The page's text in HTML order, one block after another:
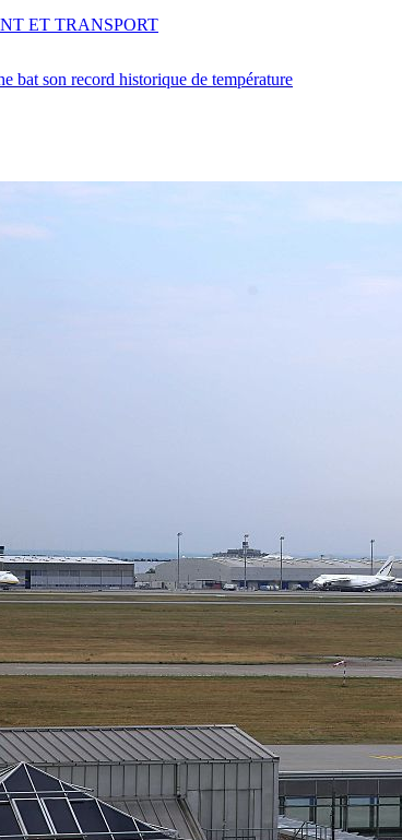
bat son record historique de température
ET TRANSPORT